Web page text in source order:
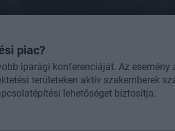
piac?
iparági konferenciáját. Az esemény
területeken aktív szakemberek
lehetőséget biztosítja.